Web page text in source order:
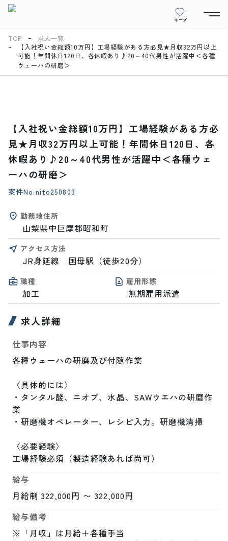
キープ
TOP
求人一覧
【入社祝い金総額10万円】工場経験がある方必見★月収32万円以上
可能！年間休日120日、各休暇あり♪20～40代男性が活躍中＜各種
ウェーハの研磨＞
【入社祝い金総額10万円】工場経験がある方必
見★月収32万円以上可能！年間休日120日、各
休暇あり♪20～40代男性が活躍中＜各種ウェ
ーハの研磨＞
案件No.nito250803
勤務地住所
山梨県中巨摩郡昭和町
アクセス方法
JR身延線　国母駅（徒歩20分）
職種
加工
雇用形態
無期雇用派遣
求人詳細
仕事内容
各種ウェーハの研磨及び付随作業
〈具体的には〉
・タンタル酸、ニオブ、水晶、SAWウエハの研磨作
業
・研磨機オペレーター、レシピ入力。研磨機清掃
〈必要経験〉
工場経験必須（製造経験あれば尚可）
給与
月給制 322,000円 〜 322,000円
給与備考
※「月収」は月給＋各種手当